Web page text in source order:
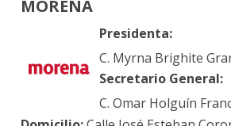
MORENA
Presidenta:
C. Myrna Brighite
Secretario General:
C. Omar Holguín